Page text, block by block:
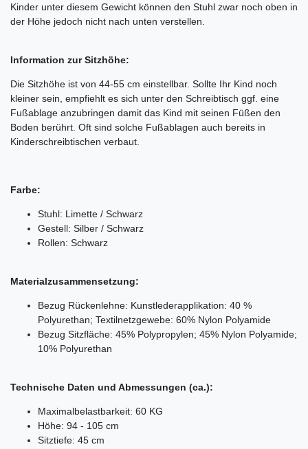
Kinder unter diesem Gewicht können den Stuhl zwar noch oben in
der Höhe jedoch nicht nach unten verstellen.
Information zur Sitzhöhe:
Die Sitzhöhe ist von 44-55 cm einstellbar. Sollte Ihr Kind noch
kleiner sein, empfiehlt es sich unter den Schreibtisch ggf. eine
Fußablage anzubringen damit das Kind mit seinen Füßen den
Boden berührt. Oft sind solche Fußablagen auch bereits in
Kinderschreibtischen verbaut.
Farbe:
Stuhl: Limette / Schwarz
Gestell: Silber / Schwarz
Rollen: Schwarz
Materialzusammensetzung:
Bezug Rückenlehne: Kunstlederapplikation: 40 %
Polyurethan; Textilnetzgewebe: 60% Nylon Polyamide
Bezug Sitzfläche: 45% Polypropylen; 45% Nylon Polyamide;
10% Polyurethan
Technische Daten und Abmessungen (ca.):
Maximalbelastbarkeit: 60 KG
Höhe: 94 - 105 cm
Sitztiefe: 45 cm